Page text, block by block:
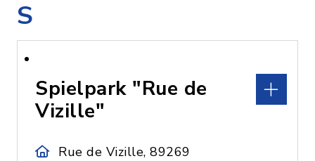
S
Spielpark "Rue de
Vizille"
Rue de Vizille, 89269